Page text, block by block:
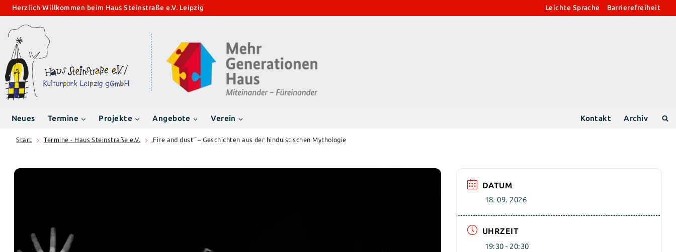
Zum
springen
Herzlich Willkommen beim Haus Steinstraße e.V. Leipzig Leichte Sprache Barrierefreiheit
Neues Termine Projekte Angebote Verein Kontakt Archiv
Start Termine - Haus Steinstraße e.V. „Fire and dust“ – Geschichten aus der hinduistischen Mythologie
DATUM
18. 09. 2026
UHRZEIT
19:30 - 20:30